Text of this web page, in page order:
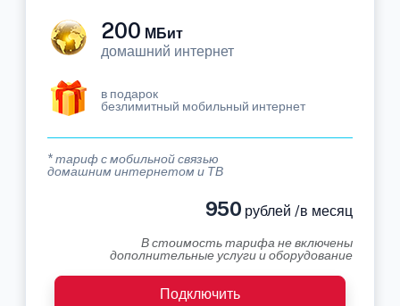
200 МБит
домашний интернет
в подарок
безлимитный мобильный интернет
* тариф с мобильной связью
домашним интернетом и ТВ
950 рублей /в месяц
В стоимость тарифа не включены
дополнительные услуги и оборудование
Подключить